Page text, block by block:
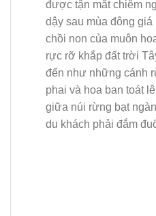
được tận mắt chiêm
dậy sau mùa đông
chồi non của muôn
rực rỡ khắp đất trời
đến như những cánh
phai và hoa ban toát
giữa núi rừng bạt
du khách phải đắm